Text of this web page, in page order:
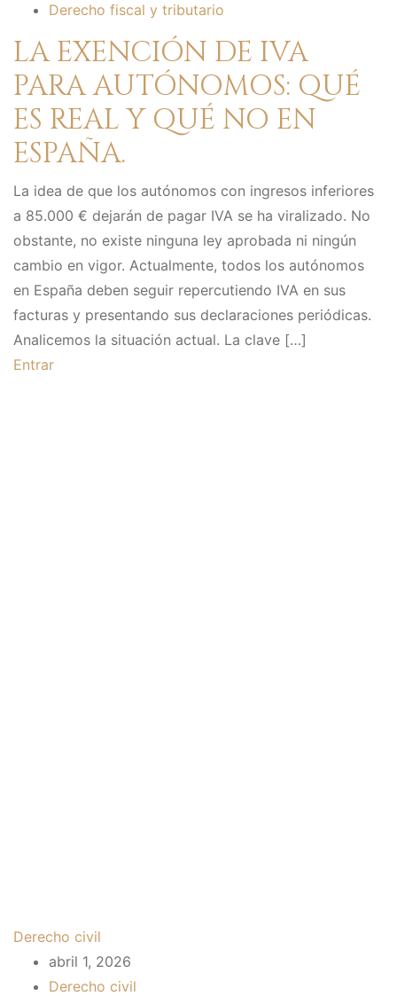
Derecho fiscal y tributario
LA EXENCIÓN DE IVA
PARA AUTÓNOMOS: QUÉ
ES REAL Y QUÉ NO EN
ESPAÑA.
La idea de que los autónomos con ingresos inferiores
a 85.000 € dejarán de pagar IVA se ha viralizado. No
obstante, no existe ninguna ley aprobada ni ningún
cambio en vigor. Actualmente, todos los autónomos
en España deben seguir repercutiendo IVA en sus
facturas y presentando sus declaraciones periódicas.
Analicemos la situación actual. La clave […]
Entrar
Derecho civil
abril 1, 2026
Derecho civil